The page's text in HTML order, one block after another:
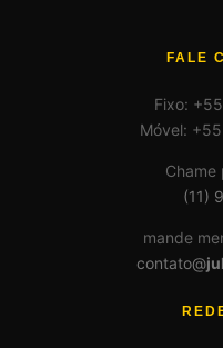
FALE
Fixo:
Móvel:
Chame
(11)
mande
contato@